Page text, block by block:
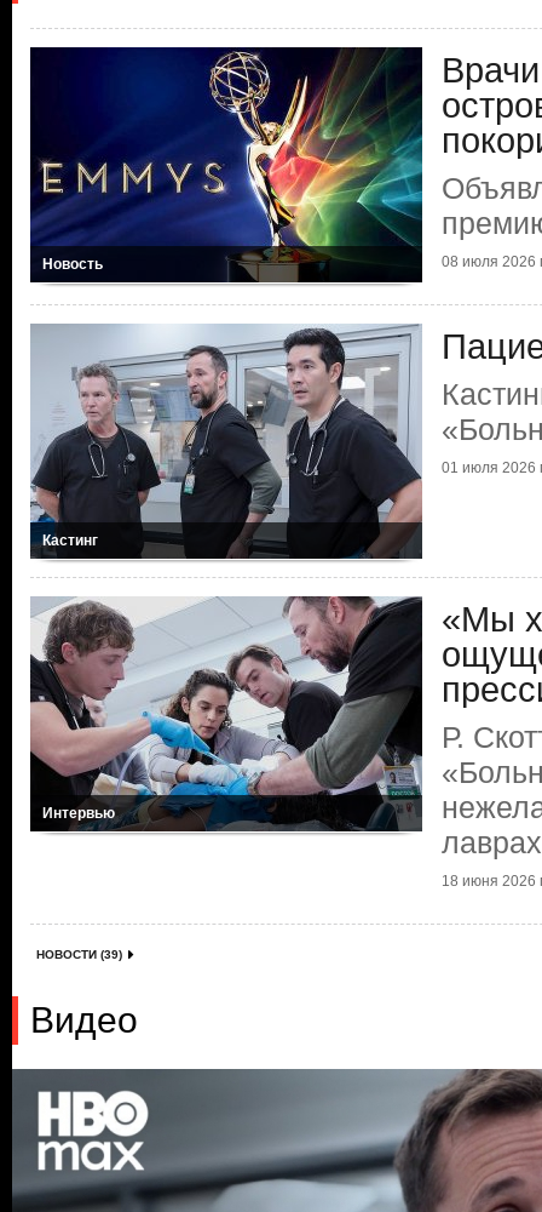
Новость 08 июля 2026
Кастинг
01 июля 2026
Интервью
«Мы
Р.
лаврах
18 июня 2026
НОВОСТИ (39)
Видео